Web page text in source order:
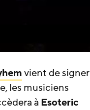
vient de signer
les musiciens
à Esoteric